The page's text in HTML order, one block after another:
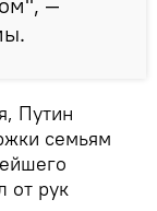
Путин
семьям
от рук